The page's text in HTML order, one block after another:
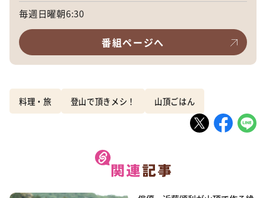
毎週日曜朝6:30
番組ページへ
料理・旅 登山で頂きメシ！ 山頂ごはん